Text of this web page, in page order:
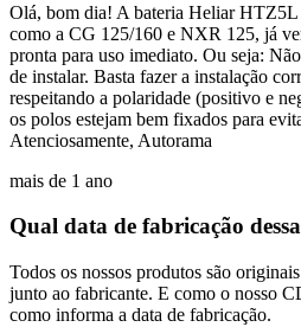
Olá, bom dia! A bateria Heliar HTZ5L
como a CG 125/160 e NXR 125, já
pronta para uso imediato. Ou seja:
de instalar. Basta fazer a instalação
respeitando a polaridade (positivo e
os polos estejam bem fixados para
Atenciosamente, Autorama
mais de 1 ano
Qual data de fabricação
Todos os nossos produtos são
junto ao fabricante. E como o nosso
como informa a data de fabricação.